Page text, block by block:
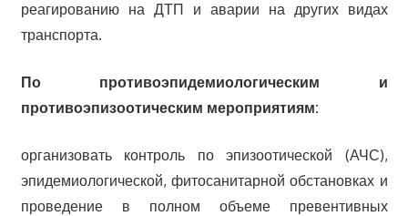
реагированию на ДТП и аварии на других видах
транспорта.
По противоэпидемиологическим и
противоэпизоотическим мероприятиям:
организовать контроль по эпизоотической (АЧС),
эпидемиологической, фитосанитарной обстановках и
проведение в полном объеме превентивных